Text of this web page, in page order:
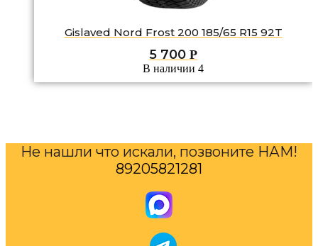
Gislaved Nord Frost 200 185/65 R15 92T
5 700 Р
В наличии 4
Не нашли что искали, позвоните НАМ!
89205821281